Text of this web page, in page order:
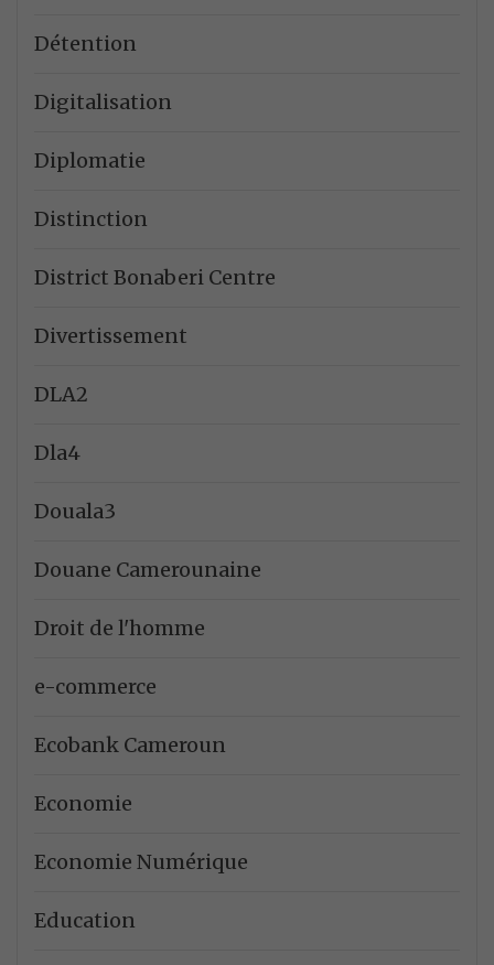
Détention
Digitalisation
Diplomatie
Distinction
District Bonaberi Centre
Divertissement
DLA2
Dla4
Douala3
Douane Camerounaine
Droit de l'homme
e-commerce
Ecobank Cameroun
Economie
Economie Numérique
Education